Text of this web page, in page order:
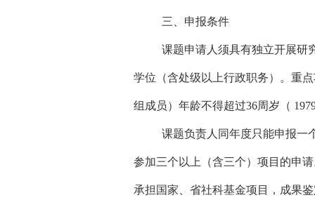
三、申报条件
课题申请人须具有独立开展研
学位（含处级以上行政职务）。重
组成员）年龄不得超过36周岁（
课题负责人同年度只能申报一
参加三个以上（含三个）项目的申
承担国家、省社科基金项目，成果